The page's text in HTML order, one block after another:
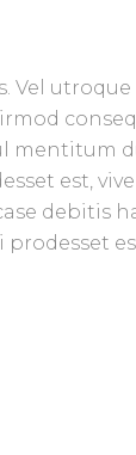
Vel
mentitum
est,
debitis